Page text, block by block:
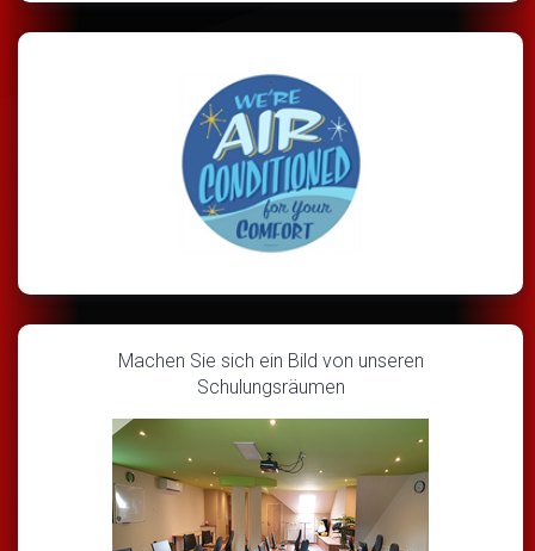
Machen Sie sich ein Bild von unseren
Schulungsräumen